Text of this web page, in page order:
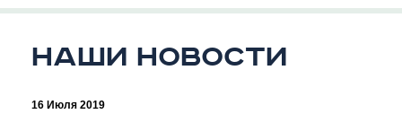
Наши новости
16 Июля 2019